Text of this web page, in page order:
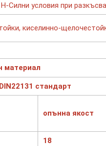
Силни условия при
киселинно-
материал
стандарт
опънна якост
18